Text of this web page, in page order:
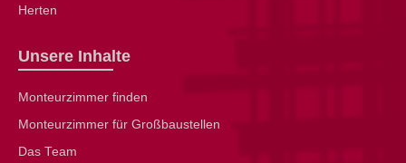
Herten
Unsere Inhalte
Monteurzimmer finden
Monteurzimmer für Großbaustellen
Das Team